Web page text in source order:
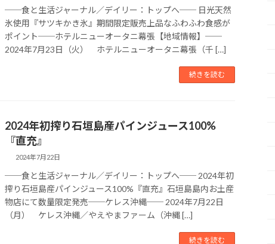
──食と生活ジャーナル／デイリー：トップへ── 日光天然
氷使用『サツキかき氷』期間限定販売上品なふわふわ食感が
ポイント──ホテルニューオータニ幕張【地域情報】──
2024年7月23日（火） ホテルニューオータニ幕張（千 […]
続きを読む
2024年初搾り石垣島産パインジュース100%
『直充』
2024年7月22日
──食と生活ジャーナル／デイリー：トップへ── 2024年初
搾り石垣島産パインジュース100%『直充』石垣島島内お土産
物店にて数量限定発売──ケレス沖縄── 2024年7月22日
（月） ケレス沖縄／やえやまファーム（沖縄 […]
続きを読む